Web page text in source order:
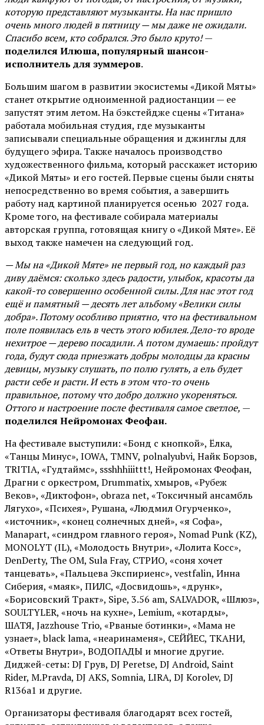
которую представляют музыканты. На нас пришло
очень много людей в пятницу — мы даже не ожидали.
Спасибо всем, кто собрался. Это было круто!—
поделился Илюша, популярный шансон-
исполнитель для зуммеров.
Большим шагом в развитии экосистемы «Дикой Мяты»
станет открытие одноименной радиостанции — ее
запустят этим летом. На бэкстейдже сцены «Титана»
работала мобильная студия, где музыканты
записывали специальные обращения и джинглы для
будущего эфира. Также началось производство
художественного фильма, который расскажет историю
«Дикой Мяты» и его гостей. Первые сцены были сняты
непосредственно во время события, а завершить
работу над картиной планируется осенью 2027 года.
Кроме того, на фестивале собирала материалы
авторская группа, готовящая книгу о «Дикой Мяте». Её
выход также намечен на следующий год.
— Мы на «Дикой Мяте» не первый год, но каждый раз
диву даёмся: сколько здесь радости, улыбок, красоты да
какой-то совершенно особенной силы. Для нас этот год
ещё и памятный — десять лет альбому «Велики силы
добра». Потому особливо приятно, что на фестивальном
поле появилась ель в честь этого юбилея. Дело-то вроде
нехитрое — дерево посадили. А потом думаешь: пройдут
года, будут сюда приезжать добры молодцы да красны
девицы, музыку слушать, по полю гулять, а ель будет
расти себе и расти. И есть в этом что-то очень
правильное, потому что добро должно укореняться.
Оттого и настроение после фестиваля самое светлое, —
поделился Нейромонах Феофан.
На фестивале выступили: «Бонд с кнопкой», Ёлка,
«Танцы Минус», IOWA, TMNV, polnalyubvi, Найк Борзов,
TRITIA, «Гудтаймс», ssshhhiiittt!, Нейромонах Феофан,
Драгни с оркестром, Drummatix, хмыров, «Рубеж
Веков», «Диктофон», obraza net, «Токсичный ансамбль
Лягухо», «Психея», Рушана, «Людмил Огурченко»,
«источник», «конец солнечных дней», «я Софа»,
Manapart, «синдром главного героя», Nomad Punk (KZ),
MONOLYT (IL), «Молодость Внутри», «Лолита Косс»,
DenDerty, The OM, Sula Fray, СТРИО, «соня хочет
танцевать», «Пальцева Экспириенс», vestfalin, Инна
Сиберия, «маяк», ПИЛС, «Досвидошь», «друнк»,
«Борисовский Тракт», Sipe, 3.56 am, SALVADOR, «Шлюз»,
SOULTYLER, «ночь на кухне», Lemium, «котарды»,
ШАТЯ, Jazzhouse Trio, «Рваные ботинки», «Мама не
узнает», black lama, «неаринаменя», СЕЙЙЕС, ТКАНИ,
«Ответы Внутри», ВОДОПАДЫ и многие другие.
Диджей-сеты: DJ Грув, DJ Peretse, DJ Android, Saint
Rider, М.Pravda, DJ AKS, Somnia, LIRA, DJ Korolev, DJ
R136a1 и другие.
Организаторы фестиваля благодарят всех гостей,